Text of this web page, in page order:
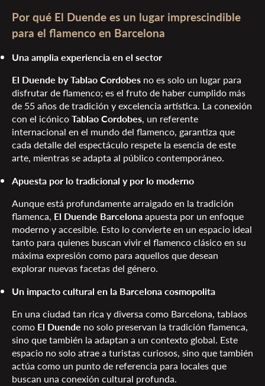
Por qué El Duende es un lugar imprescindible
para el flamenco en Barcelona
Una amplia experiencia en el sector
El Duende by Tablao Cordobes no es solo un lugar para
disfrutar de flamenco; es el fruto de haber cumplido más
de 55 años de tradición y excelencia artística. La conexión
con el icónicoTablao Cordobes, un referente
internacional en el mundo del flamenco, garantiza que
cada detalle del espectáculo respete la esencia de este
arte, mientras se adapta al público contemporáneo.
Apuesta por lo tradicional y por lo moderno
Aunque está profundamente arraigado en la tradición
flamenca, El Duende Barcelonaapuesta por un enfoque
moderno y accesible. Esto lo convierte en un espacio ideal
tanto para quienes buscan vivir el flamenco clásico en su
máxima expresión como para aquellos que desean
explorar nuevas facetas del género.
Un impacto cultural en la Barcelona cosmopolita
En una ciudad tan rica y diversa como Barcelona, tablaos
como El Duende no solo preservan la tradición flamenca,
sino que también la adaptan a un contexto global. Este
espacio no solo atrae a turistas curiosos, sino que también
actúa como un punto de referencia para locales que
buscan una conexión cultural profunda.